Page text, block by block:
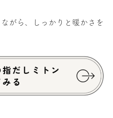
がら、しっかりと暖かさを